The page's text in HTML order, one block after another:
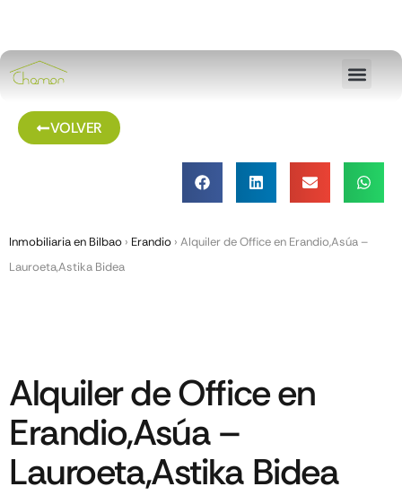
VOLVER
Inmobiliaria en Bilbao › Erandio › Alquiler de Office en Erandio,Asúa –
Lauroeta,Astika Bidea
Alquiler de Office en
Erandio,Asúa –
Lauroeta,Astika Bidea